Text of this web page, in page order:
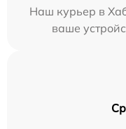
Наш курьер в
ваше